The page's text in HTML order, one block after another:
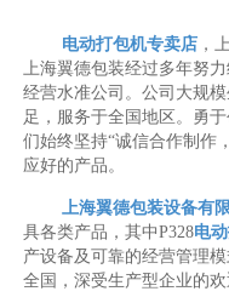
电动打包机专卖店 ，
上海翼德包装经过多年努
经营水准公司。公司大规
足，服务于全国地区。勇
们始终坚持“诚信合作制作
应好的产品。
上海翼德包装设备有
具各类产品，其中P328电
产设备及可靠的经营管理
全国，深受生产型企业的欢